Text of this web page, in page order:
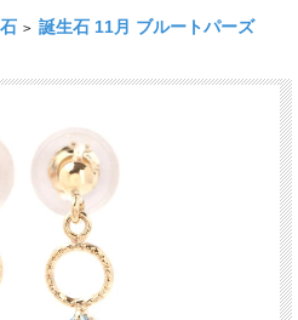
> 誕生石 11月 ブルートパーズ